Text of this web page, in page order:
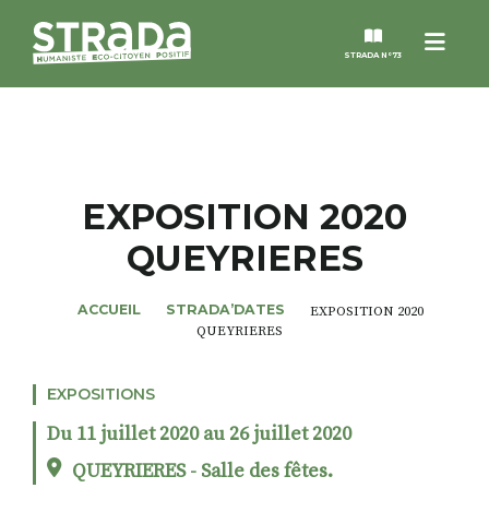
Menu
STRADA N°73
MAGAZINES
NOS THÈMES
ALTER STRADA
ROSÉE DE MAI
EXPOSITION 2020
QUEYRIERES
ACCUEIL STRADA’DATES
EXPOSITION 2020
QUEYRIERES
EXPOSITIONS
Du 11 juillet 2020 au 26 juillet 2020
QUEYRIERES - Salle des fêtes.